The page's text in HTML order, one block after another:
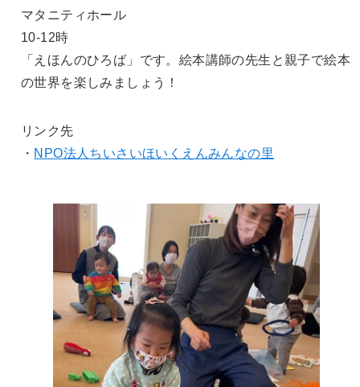
マタニティホール
10-12時
「えほんのひろば」です。絵本講師の先生と親子で絵本
の世界を楽しみましょう！
リンク先
・ NPO法人ちいさいほいくえんみんなの里